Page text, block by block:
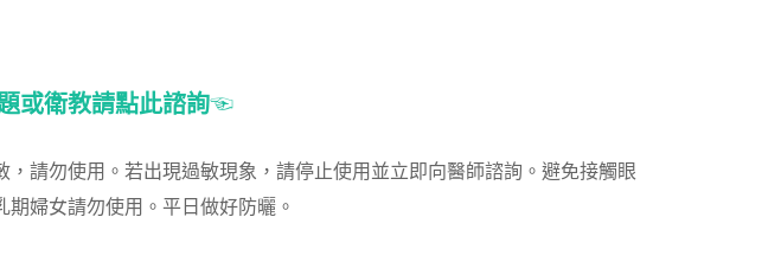
或衛教請點此諮詢☜
請勿使用。若出現過敏現象，請停止使用並立即向醫師諮詢。避免接觸眼
婦女請勿使用。平日做好防曬。